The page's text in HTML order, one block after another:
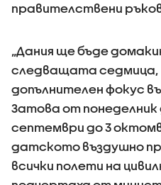
правителствени
„Дания ще бъде
следващата
допълнителен фокус
Затова от понеделник
септември до 3
датското въздушно
всички полети на